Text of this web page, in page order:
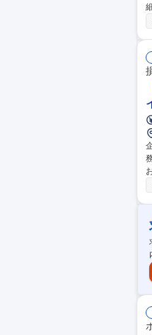
企
務可 仕事の内容 経営・事業の意